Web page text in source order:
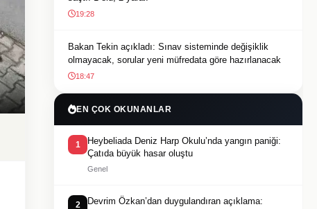
19:28
Bakan Tekin açıkladı: Sınav sisteminde değişiklik
olmayacak, sorular yeni müfredata göre hazırlanacak
18:47
EN ÇOK OKUNANLAR
1
Heybeliada Deniz Harp Okulu’nda yangın paniği:
Çatıda büyük hasar oluştu
Genel
2
Devrim Özkan’dan duygulandıran açıklama: